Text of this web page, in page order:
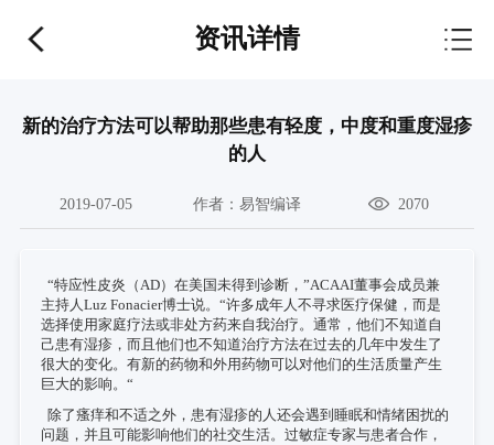
资讯详情
新的治疗方法可以帮助那些患有轻度，中度和重度湿疹
的人
2019-07-05 作者： 易智编译 2070
“特应性皮炎（AD）在美国未得到诊断，”ACAAI董事会成员兼
主持人Luz Fonacier博士说。“许多成年人不寻求医疗保健，而是
选择使用家庭疗法或非处方药来自我治疗。通常，他们不知道自
己患有湿疹，而且他们也不知道治疗方法在过去的几年中发生了
很大的变化。有新的药物和外用药物可以对他们的生活质量产生
巨大的影响。“
除了瘙痒和不适之外，患有湿疹的人还会遇到睡眠和情绪困扰的
问题，并且可能影响他们的社交生活。过敏症专家与患者合作，